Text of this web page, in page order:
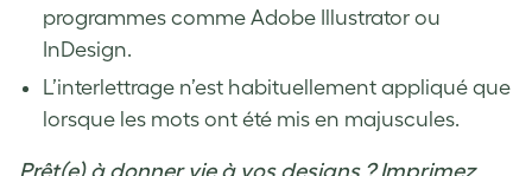
programmes comme Adobe Illustrator ou
InDesign.
L’interlettrage n’est habituellement appliqué que
lorsque les mots ont été mis en majuscules.
Prêt(e) à donner vie à vos designs ? Imprimez